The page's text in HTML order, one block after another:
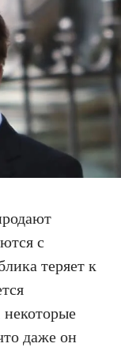
с
теряет к
даже он